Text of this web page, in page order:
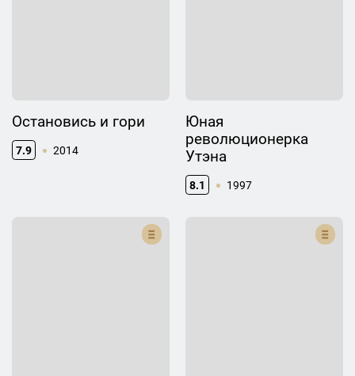
Остановись и гори
7.9 2014
Юная
революционерка
Утэна
8.1 1997